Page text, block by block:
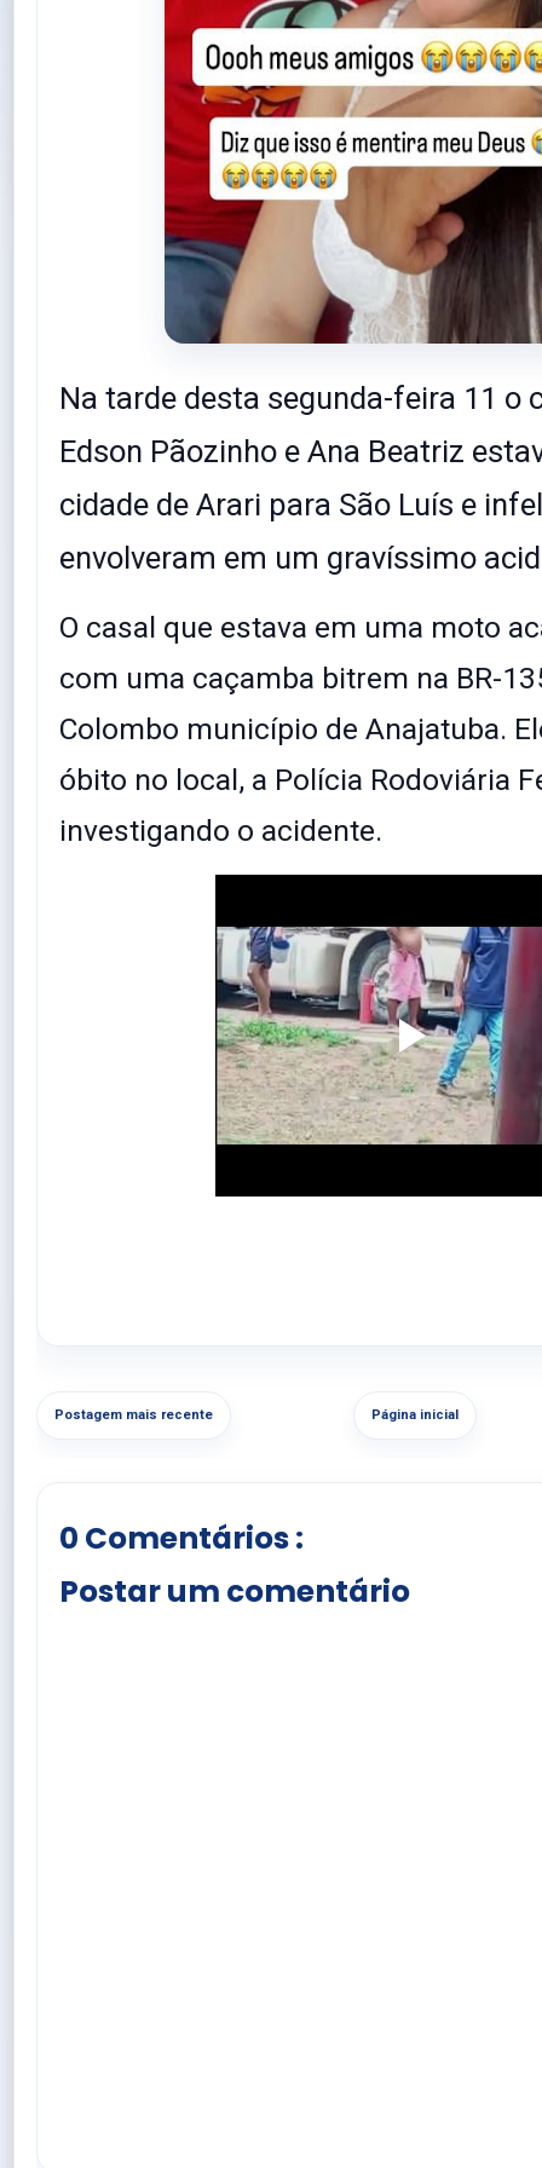
Na tarde desta segunda-feira 11 o
Edson Pãozinho e Ana Beatriz
cidade de Arari para São Luís e
envolveram em um gravíssimo
O casal que estava em uma moto
com uma caçamba bitrem na BR-
Colombo município de Anajatuba.
óbito no local, a Polícia Rodoviária
investigando o acidente.
Postagem mais recente Página inicial
0 Comentários :
Postar um comentário